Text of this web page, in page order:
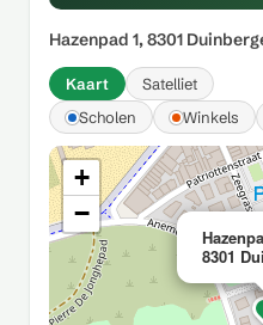
Hazenpad 1, 8301
Kaart
Satelliet
Scholen
Winkels
8301
+
−